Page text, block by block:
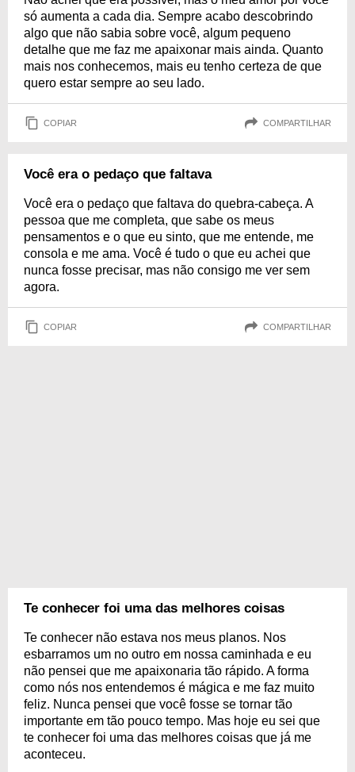
só aumenta a cada dia. Sempre acabo descobrindo
algo que não sabia sobre você, algum pequeno
detalhe que me faz me apaixonar mais ainda. Quanto
mais nos conhecemos, mais eu tenho certeza de que
quero estar sempre ao seu lado.
COPIAR COMPARTILHAR
Você era o pedaço que faltava
Você era o pedaço que faltava do quebra-cabeça. A
pessoa que me completa, que sabe os meus
pensamentos e o que eu sinto, que me entende, me
consola e me ama. Você é tudo o que eu achei que
nunca fosse precisar, mas não consigo me ver sem
agora.
COPIAR COMPARTILHAR
Te conhecer foi uma das melhores coisas
Te conhecer não estava nos meus planos. Nos
esbarramos um no outro em nossa caminhada e eu
não pensei que me apaixonaria tão rápido. A forma
como nós nos entendemos é mágica e me faz muito
feliz. Nunca pensei que você fosse se tornar tão
importante em tão pouco tempo. Mas hoje eu sei que
te conhecer foi uma das melhores coisas que já me
aconteceu.